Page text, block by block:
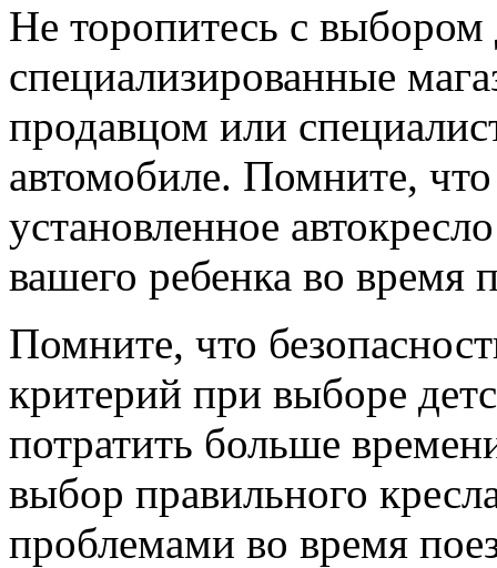
Не торопитесь с выбором
специализированные
продавцом или
автомобиле. Помните,
установленное
вашего ребенка во время
Помните, что
критерий при выборе
потратить больше
выбор правильного
проблемами во время